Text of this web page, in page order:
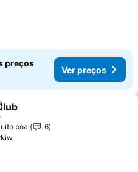
preços
Ver preços
aos favoritos
boa
6